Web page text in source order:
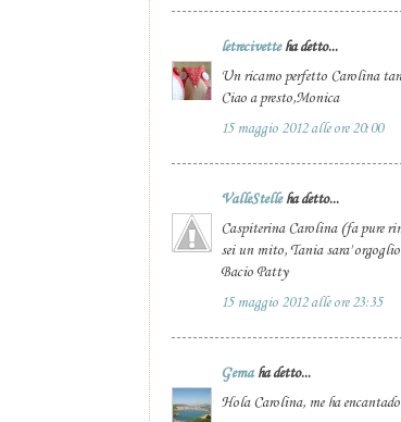
letrecivetteha detto...
Un ricamo perfetto Carolina
Ciao a presto,Monica
15 maggio 2012 alle ore 20:00
ValleStelleha detto...
Caspiterina Carolina (fa pure
sei un mito, Tania sara'
Bacio Patty
15 maggio 2012 alle ore 23:35
Gemaha detto...
Hola Carolina, me ha encantado